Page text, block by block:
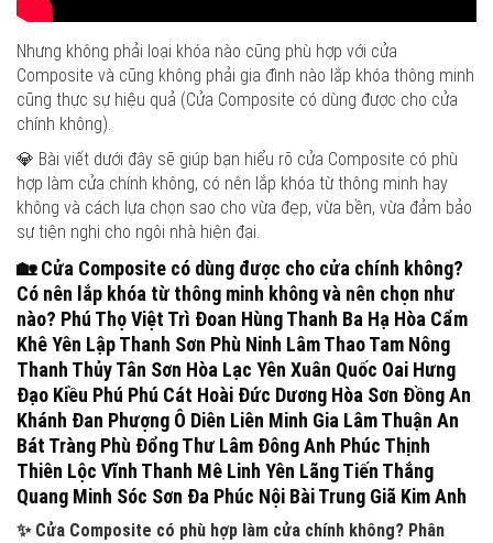
Nhưng không phải loại khóa nào cũng phù hợp với cửa
Composite và cũng không phải gia đình nào lắp khóa thông minh
cũng thực sự hiệu quả (Cửa Composite có dùng được cho cửa
chính không).
💎 Bài viết dưới đây sẽ giúp bạn hiểu rõ cửa Composite có phù
hợp làm cửa chính không, có nên lắp khóa từ thông minh hay
không và cách lựa chọn sao cho vừa đẹp, vừa bền, vừa đảm bảo
sự tiện nghi cho ngôi nhà hiện đại.
🏡Cửa Composite có dùng được cho cửa chính không?
Có nên lắp khóa từ thông minh không và nên chọn như
nào? Phú Thọ Việt Trì Đoan Hùng Thanh Ba Hạ Hòa Cẩm
Khê Yên Lập Thanh Sơn Phù Ninh Lâm Thao Tam Nông
Thanh Thủy Tân Sơn Hòa Lạc Yên Xuân Quốc Oai Hưng
Đạo Kiều Phú Phú Cát Hoài Đức Dương Hòa Sơn Đồng An
Khánh Đan Phượng Ô Diên Liên Minh Gia Lâm Thuận An
Bát Tràng Phù Đổng Thư Lâm Đông Anh Phúc Thịnh
Thiên Lộc Vĩnh Thanh Mê Linh Yên Lãng Tiến Thắng
Quang Minh Sóc Sơn Đa Phúc Nội Bài Trung Giã Kim Anh
✨Cửa Composite có phù hợp làm cửa chính không? Phân